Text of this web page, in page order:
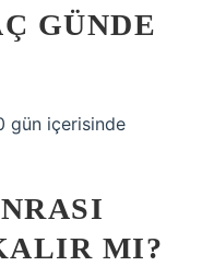
GÜNDE
gün içerisinde
MI?